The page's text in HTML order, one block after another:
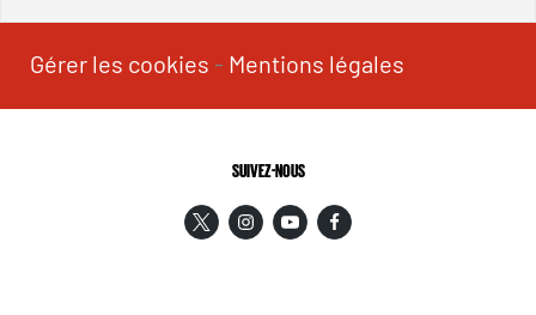
Gérer les cookies - Mentions légales
SUIVEZ-NOUS